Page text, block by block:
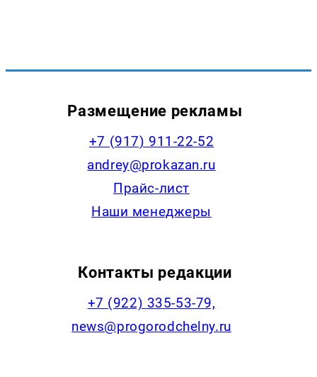
Размещение рекламы
+7 (917) 911-22-52
andrey@prokazan.ru
Прайс-лист
Наши менеджеры
Контакты редакции
+7 (922) 335-53-79,
news@progorodchelny.ru